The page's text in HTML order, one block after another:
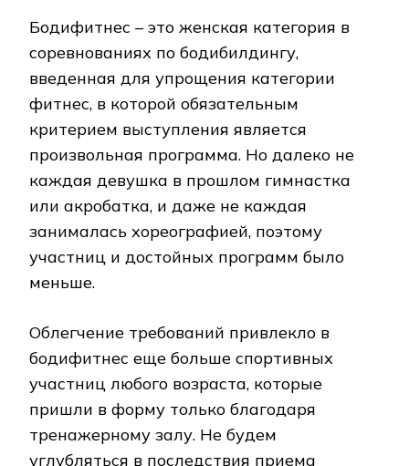
Бодифитнес – это женская категория в
соревнованиях по бодибилдингу,
введенная для упрощения категории
фитнес, в которой обязательным
критерием выступления является
произвольная программа. Но далеко не
каждая девушка в прошлом гимнастка
или акробатка, и даже не каждая
занималась хореографией, поэтому
участниц и достойных программ было
меньше.
Облегчение требований привлекло в
бодифитнес еще больше спортивных
участниц любого возраста, которые
пришли в форму только благодаря
тренажерному залу. Не будем
углубляться в последствия приема